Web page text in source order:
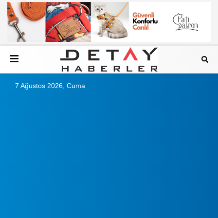
7 Ağustos 2026, Cuma